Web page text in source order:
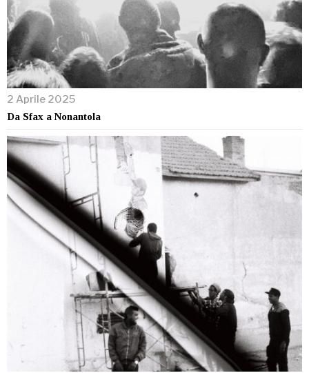
2 Aprile 2025
Da Sfax a Nonantola